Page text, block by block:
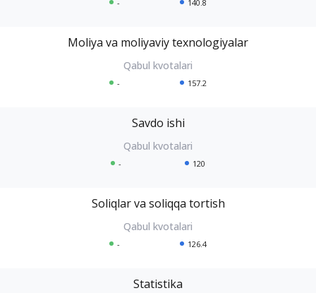
- 140.8
Moliya va moliyaviy texnologiyalar
- 157.2
Savdo ishi
- 120
Soliqlar va soliqqa tortish
- 126.4
Statistika